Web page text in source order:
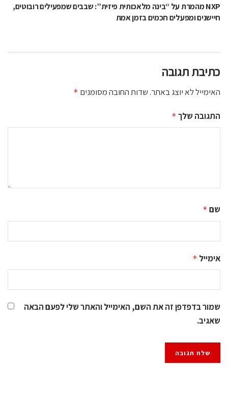
NXP מהמרת על “בינה מלאכותית פיזית”: שבבים שמפעילים רובוטים,
חיישנים ומפעלים חכמים בזמן אמת
כתיבת תגובה
האימייל לא יוצג באתר.שדות החובה מסומנים *
התגובה שלך *
שם *
אימייל *
שמור בדפדפן זה את השם, האימייל והאתר שלי לפעם הבאה
שאגיב.